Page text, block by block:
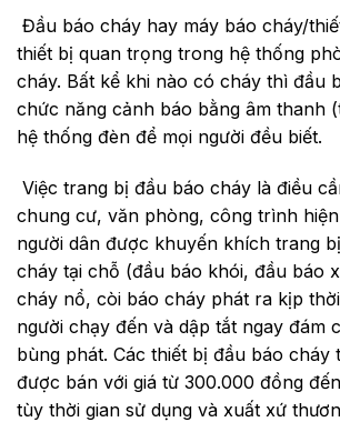
Đầu báo cháy hay máy báo cháy/
thiết bị quan trọng trong hệ thống
cháy. Bất kể khi nào có cháy thì đầu
chức năng cảnh báo bằng âm thanh
hệ thống đèn để mọi người đều biết.
Việc trang bị đầu báo cháy là điều
chung cư, văn phòng, công trình
người dân được khuyến khích trang
cháy tại chỗ (đầu báo khói, đầu báo
cháy nổ, còi báo cháy phát ra kịp
người chạy đến và dập tắt ngay đám
bùng phát. Các thiết bị đầu báo
được bán với giá từ 300.000 đồng
tùy thời gian sử dụng và xuất xứ